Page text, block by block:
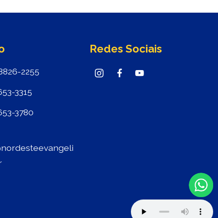
2255
3315
3780
Redes Sociais